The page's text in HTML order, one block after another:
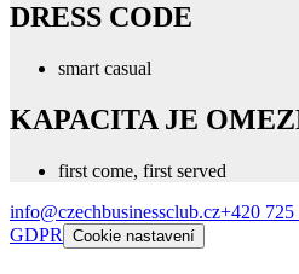
DRESS CODE
smart casual
KAPACITA JE
first come, first served
info@czechbusinessclub.cz+420 725
GDPR
Cookie nastavení